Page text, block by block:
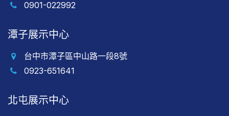
0901-022992
潭子展示中心
台中市潭子區中山路一段8號
0923-651641
北屯展示中心